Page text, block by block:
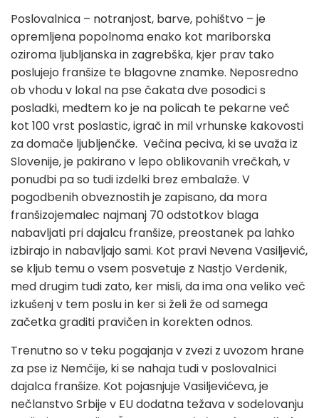
Poslovalnica – notranjost, barve, pohištvo – je
opremljena popolnoma enako kot mariborska
oziroma ljubljanska in zagrebška, kjer prav tako
poslujejo franšize te blagovne znamke. Neposredno
ob vhodu v lokal na pse čakata dve posodici s
posladki, medtem ko je na policah te pekarne več
kot 100 vrst poslastic, igrač in mil vrhunske kakovosti
za domače ljubljenčke. Večina peciva, ki se uvaža iz
Slovenije, je pakirano v lepo oblikovanih vrečkah, v
ponudbi pa so tudi izdelki brez embalaže. V
pogodbenih obveznostih je zapisano, da mora
franšizojemalec najmanj 70 odstotkov blaga
nabavljati pri dajalcu franšize, preostanek pa lahko
izbirajo in nabavljajo sami. Kot pravi Nevena Vasiljević,
se kljub temu o vsem posvetuje z Nastjo Verdenik,
med drugim tudi zato, ker misli, da ima ona veliko več
izkušenj v tem poslu in ker si želi že od samega
začetka graditi pravičen in korekten odnos.
Trenutno so v teku pogajanja v zvezi z uvozom hrane
za pse iz Nemčije, ki se nahaja tudi v poslovalnici
dajalca franšize. Kot pojasnjuje Vasiljevićeva, je
nečlanstvo Srbije v EU dodatna težava v sodelovanju